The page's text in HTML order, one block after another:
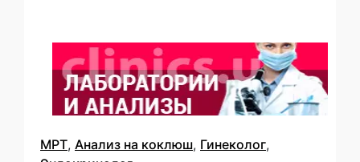
МРТ, Анализ на коклюш, Гинеколог,